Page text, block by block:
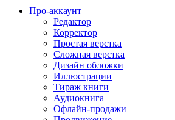
Про-аккаунт
Редактор
Корректор
Простая верстка
Сложная верстка
Дизайн обложки
Иллюстрации
Тираж книги
Аудиокнига
Офлайн-продажи